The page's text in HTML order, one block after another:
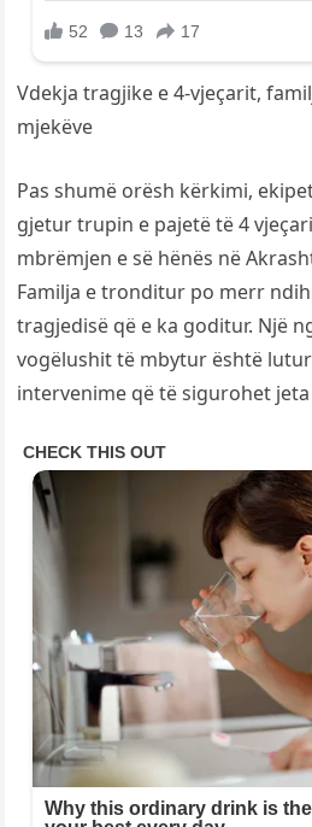
Vdekja tragjike e 4-vjeçarit,
mjekëve
Pas shumë orësh kërkimi,
gjetur trupin e pajetë të 4
mbrëmjen e së hënës në
Familja e tronditur po merr
tragjedisë që e ka goditur. Një
vogëlushit të mbytur është
intervenime që të sigurohet